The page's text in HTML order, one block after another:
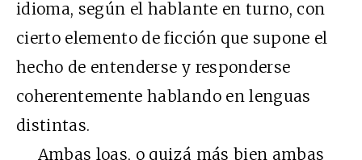
idioma, según el hablante en turno, con
cierto elemento de ficción que supone el
hecho de entenderse y responderse
coherentemente hablando en lenguas
distintas.
Ambas loas, o quizá más bien ambas